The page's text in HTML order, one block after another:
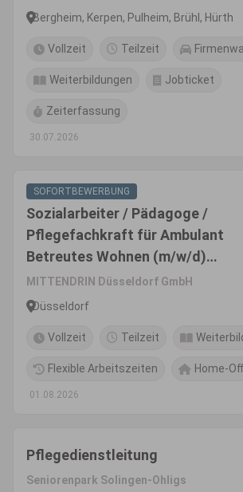
Bergheim, Kerpen, Pulheim, Brühl, Hürth
Vollzeit Teilzeit
Weiterbildungen Jobticket
Zeiterfassung
30.07.2026
SOFORTBEWERBUNG
Sozialarbeiter / Pädagoge /
Pflegefachkraft für Ambulant
Betreutes Wohnen (m/w/d)
Vollzeit / Teilzeit
MITTENDRIN Düsseldorf GmbH
Düsseldorf
Vollzeit Teilzeit
Flexible Arbeitszeiten Home-
01.08.2026
Pflegedienstleitung
Seniorenpark Solingen-Ohligs